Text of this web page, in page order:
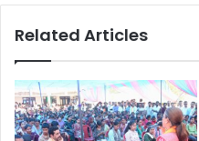
म
गु
णा
को
Related Articles